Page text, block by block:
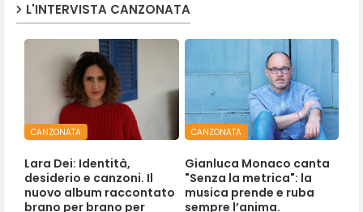
L'INTERVISTA CANZONATA
CANZONATA
Lara Dei: Identità,
desiderio e canzoni. Il
nuovo album raccontato
brano per brano per
CANZONATA
Gianluca Monaco canta
"Senza la metrica": la
musica prende e ruba
sempre l’anima.